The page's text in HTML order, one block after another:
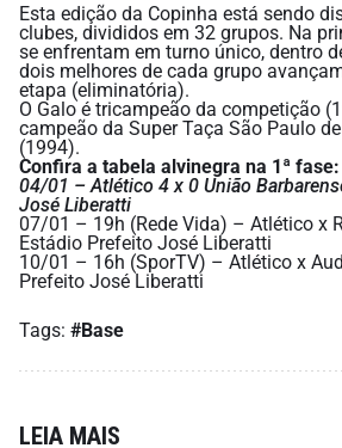
Esta edição da Copinha está sendo
clubes, divididos em 32 grupos. Na
se enfrentam em turno único, dentro
dois melhores de cada grupo
etapa (eliminatória).
O Galo é tricampeão da competição
campeão da Super Taça São Paulo
(1994).
Confira a tabela alvinegra na 1ª fase:
04/01 – Atlético 4 x 0 União
José Liberatti
07/01 – 19h (Rede Vida) – Atlético x
Estádio Prefeito José Liberatti
10/01 – 16h (SporTV) – Atlético x
Prefeito José Liberatti
Tags: #Base
LEIA MAIS